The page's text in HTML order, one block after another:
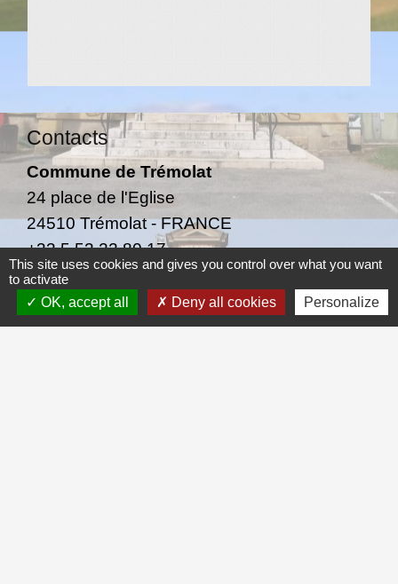
Contacts
Commune de Trémolat
24 place de l'Eglise
24510 Trémolat - FRANCE
+33 5 53 22 80 17
CONTACT PAR FORMULAIRE
This site uses cookies and gives you control over what you want
to activate
OK, accept all
Deny all cookies Personalize